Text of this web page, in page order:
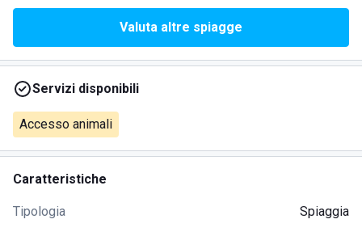
Valuta altre spiagge
Servizi disponibili
Accesso animali
Caratteristiche
Tipologia Spiaggia